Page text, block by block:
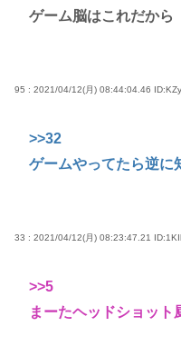
ゲーム脳はこれだから
95 : 2021/04/12(月) 08:44:04.46
>>32
ゲームやってたら逆に
33 : 2021/04/12(月) 08:23:47.21
>>5
まーたヘッドショット